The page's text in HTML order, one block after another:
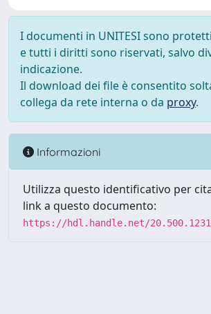
I documenti in UNITESI sono
e tutti i diritti sono riservati, salvo
indicazione.
Il download dei file è consentito
collega da rete interna o da proxy.
Informazioni
Utilizza questo identificativo per
link a questo documento:
https://hdl.handle.net/